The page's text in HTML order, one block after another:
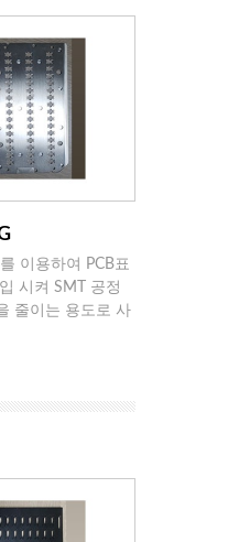
이용하여 PCB표
시켜 SMT 공정
줄이는 용도로 사